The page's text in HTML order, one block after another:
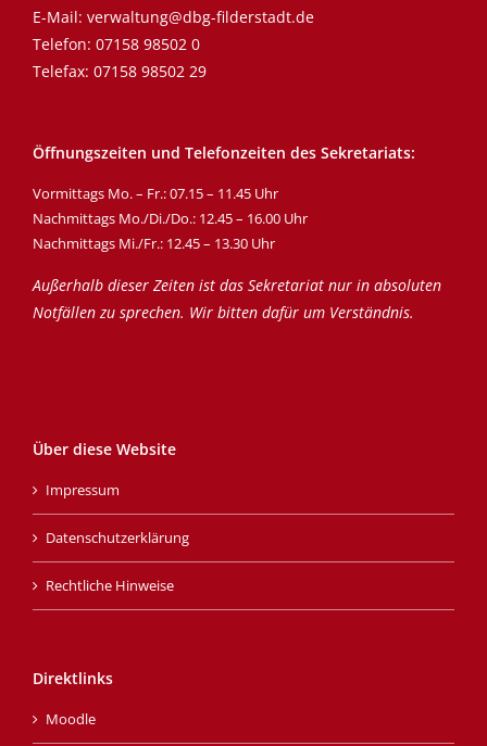
E-Mail: verwaltung@dbg-filderstadt.de
Telefon: 07158 98502 0
Telefax: 07158 98502 29
Öffnungszeiten und Telefonzeiten des Sekretariats:
Vormittags Mo. – Fr.: 07.15 – 11.45 Uhr
Nachmittags Mo./Di./Do.: 12.45 – 16.00 Uhr
Nachmittags Mi./Fr.: 12.45 – 13.30 Uhr
Außerhalb dieser Zeiten ist das Sekretariat nur in absoluten
Notfällen zu sprechen. Wir bitten dafür um Verständnis.
Über diese Website
Impressum
Datenschutzerklärung
Rechtliche Hinweise
Direktlinks
Moodle